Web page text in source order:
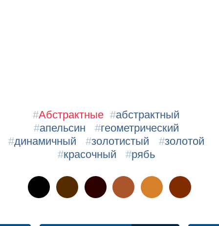
#Абстрактные #абстрактный
#апельсин #геометрический
#динамичный #золотистый #золотой
#красочный #рябь